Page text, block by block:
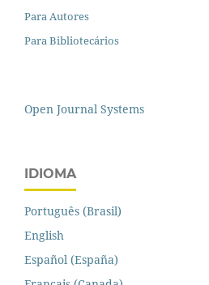
Para Autores
Para Bibliotecários
Open Journal Systems
IDIOMA
Português (Brasil)
English
Español (España)